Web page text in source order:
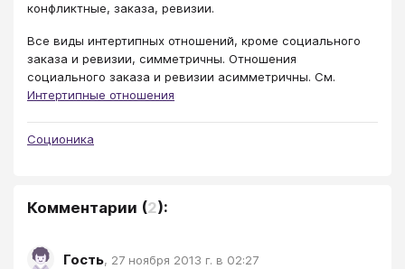
конфликтные, заказа, ревизии.
Все виды интертипных отношений, кроме социального
заказа и ревизии, симметричны. Отношения
социального заказа и ревизии асимметричны. См.
Интертипные отношения
Соционика
Комментарии (2):
Гость, 27 ноября 2013 г. в 02:27